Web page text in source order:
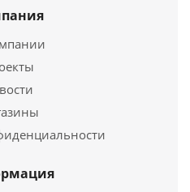
Золото (11*17) (Wentor)
руб.
в 1 клик